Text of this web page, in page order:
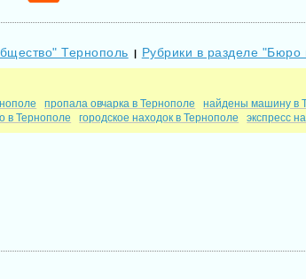
Тернополь | Рубрики в разделе "Бюро
пропала овчарка в Тернополе найдены машину в
в Тернополе городское находок в Тернополе экспресс